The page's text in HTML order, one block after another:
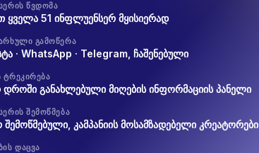
ᲬᲕᲓᲝᲛᲐ
ყველა 51 ინფლუენსერ მყისიერად
ᲒᲐᲛᲝᲬᲔᲠᲐ
· WhatsApp · Telegram, ჩაშენებული
ᲢᲠᲔᲙᲘᲠᲔᲑᲐ
განახლებული მიღების ინფორმაციის პანელი
ᲨᲔᲛᲝᲬᲛᲔᲑᲐ
შემოწმებული, კამპანიის მოსამზადებელი კრეატორები
ᲓᲐᲪᲕᲐ